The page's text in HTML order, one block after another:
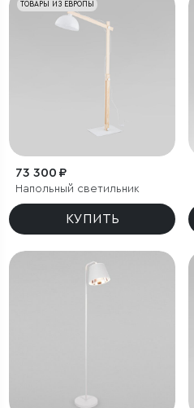
ТОВАРЫ ИЗ ЕВРОПЫ
73 300 ₽
Напольный светильник
КУПИТЬ